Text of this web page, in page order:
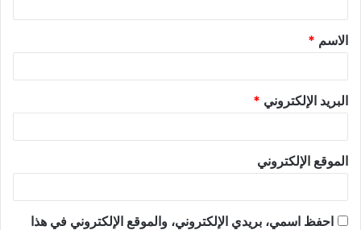
الاسم *
البريد الإلكتروني *
الموقع الإلكتروني
احفظ اسمي، بريدي الإلكتروني، والموقع الإلكتروني في هذا